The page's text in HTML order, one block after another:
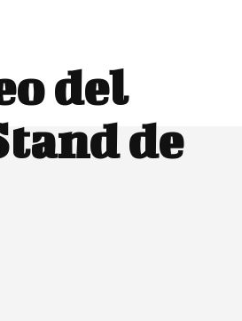
del
de